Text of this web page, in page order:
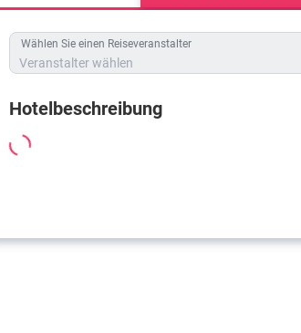
Hotelbeschreibung
Wählen Sie einen Reiseveranstalter
Veranstalter wählen
Hotelbeschreibung